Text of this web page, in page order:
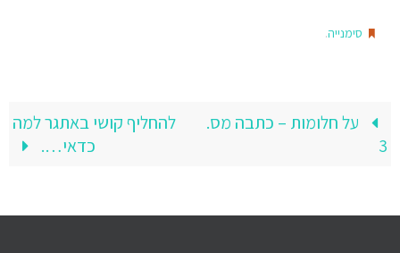
סימנייה.
על חלומות – כתבה מס.
3
להחליף קושי באתגר למה
כדאי….